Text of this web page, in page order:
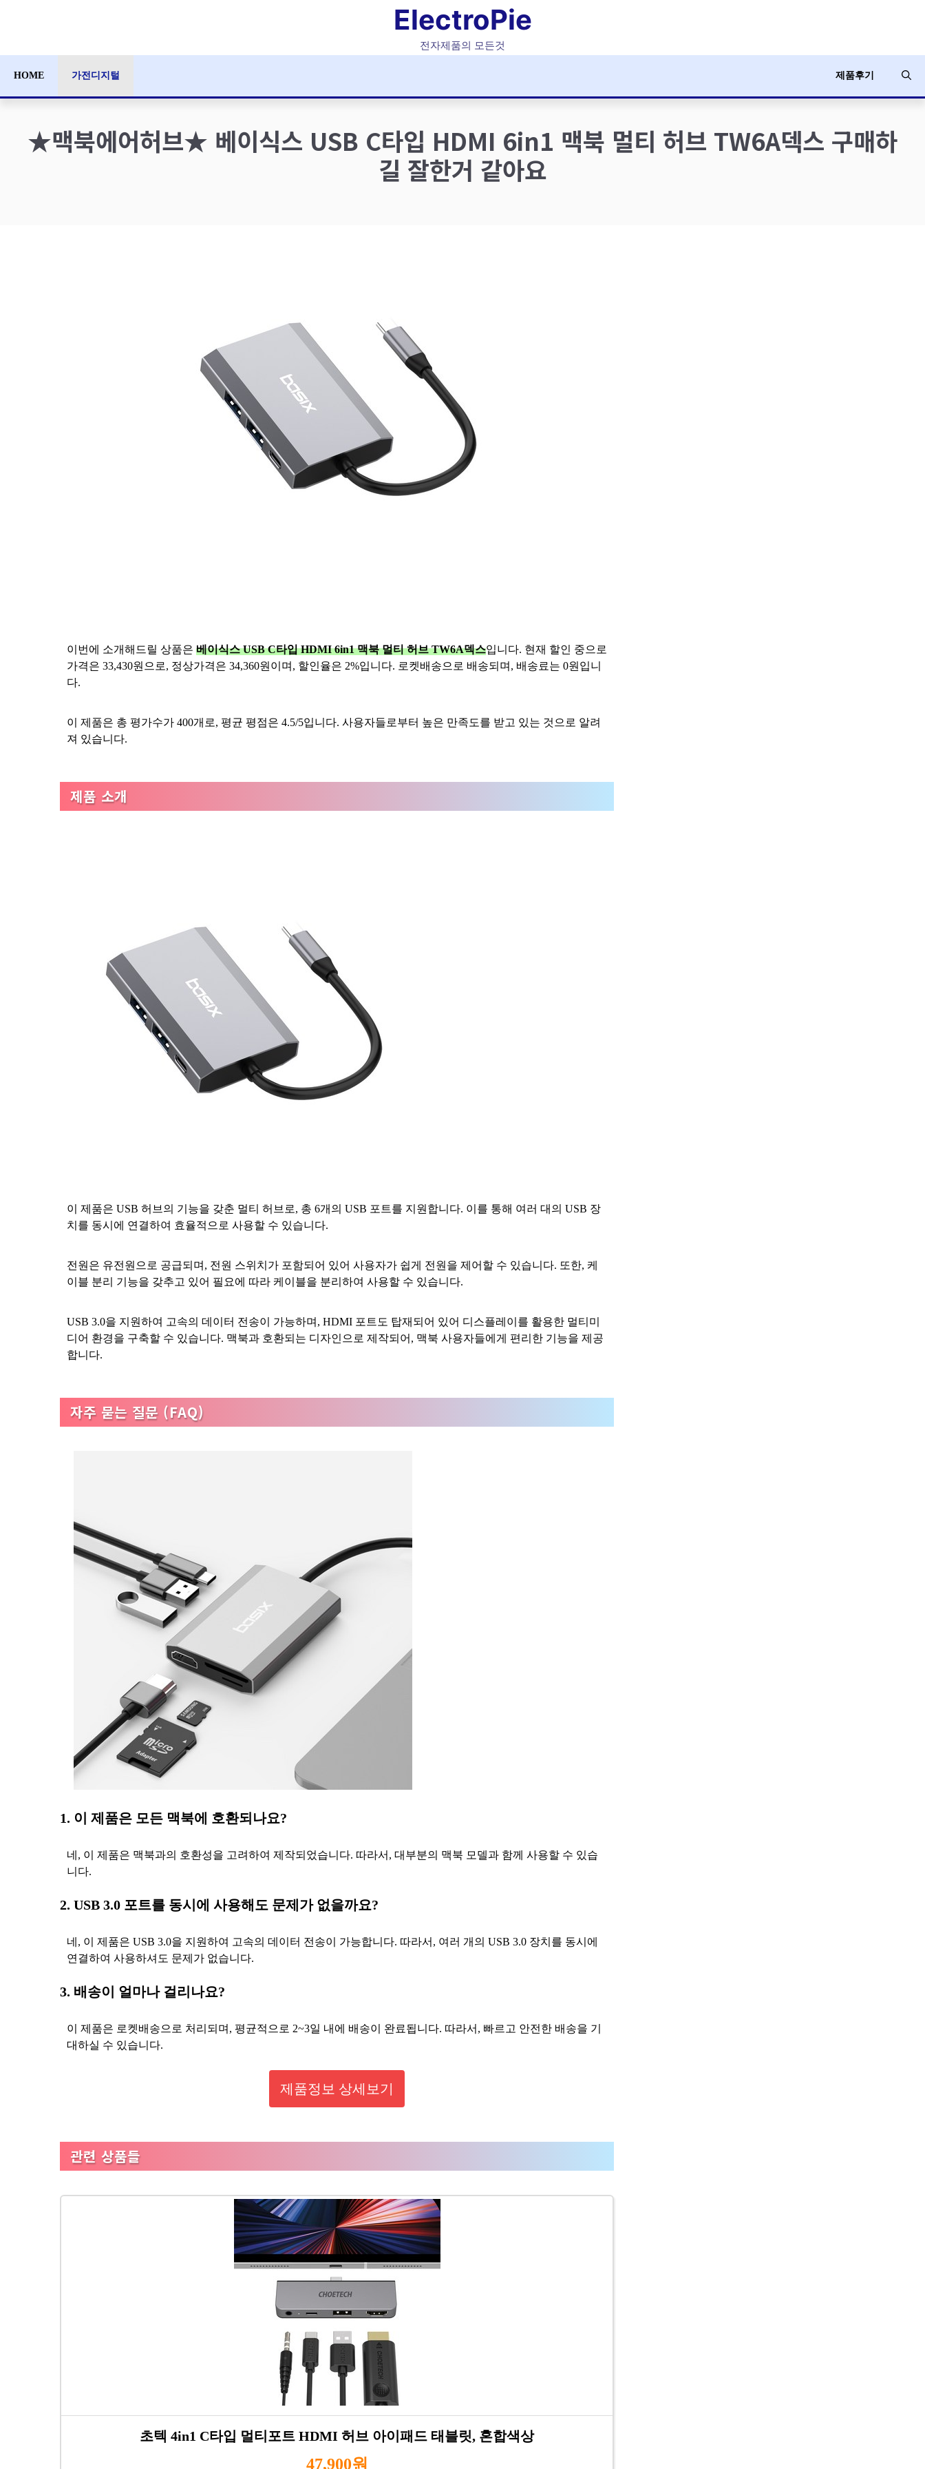
ElectroPie
전자제품의 모든것
HOME 가전디지털 제품후기
★맥북에어허브★ 베이식스 USB C타입 HDMI 6in1 맥북 멀티 허브 TW6A덱스 구매하
길 잘한거 같아요
이번에 소개해드릴 상품은 베이식스 USB C타입 HDMI 6in1 맥북 멀티 허브 TW6A덱스입니다. 현재 할인 중으로
가격은 33,430원으로, 정상가격은 34,360원이며, 할인율은 2%입니다. 로켓배송으로 배송되며, 배송료는 0원입니
다.
이 제품은 총 평가수가 400개로, 평균 평점은 4.5/5입니다. 사용자들로부터 높은 만족도를 받고 있는 것으로 알려
져 있습니다.
제품 소개
이 제품은 USB 허브의 기능을 갖춘 멀티 허브로, 총 6개의 USB 포트를 지원합니다. 이를 통해 여러 대의 USB 장
치를 동시에 연결하여 효율적으로 사용할 수 있습니다.
전원은 유전원으로 공급되며, 전원 스위치가 포함되어 있어 사용자가 쉽게 전원을 제어할 수 있습니다. 또한, 케
이블 분리 기능을 갖추고 있어 필요에 따라 케이블을 분리하여 사용할 수 있습니다.
USB 3.0을 지원하여 고속의 데이터 전송이 가능하며, HDMI 포트도 탑재되어 있어 디스플레이를 활용한 멀티미
디어 환경을 구축할 수 있습니다. 맥북과 호환되는 디자인으로 제작되어, 맥북 사용자들에게 편리한 기능을 제공
합니다.
자주 묻는 질문 (FAQ)
1. 이 제품은 모든 맥북에 호환되나요?
네, 이 제품은 맥북과의 호환성을 고려하여 제작되었습니다. 따라서, 대부분의 맥북 모델과 함께 사용할 수 있습
니다.
2. USB 3.0 포트를 동시에 사용해도 문제가 없을까요?
네, 이 제품은 USB 3.0을 지원하여 고속의 데이터 전송이 가능합니다. 따라서, 여러 개의 USB 3.0 장치를 동시에
연결하여 사용하셔도 문제가 없습니다.
3. 배송이 얼마나 걸리나요?
이 제품은 로켓배송으로 처리되며, 평균적으로 2~3일 내에 배송이 완료됩니다. 따라서, 빠르고 안전한 배송을 기
대하실 수 있습니다.
제품정보 상세보기
관련 상품들
초텍 4in1 C타입 멀티포트 HDMI 허브 아이패드 태블릿, 혼합색상
47,900원